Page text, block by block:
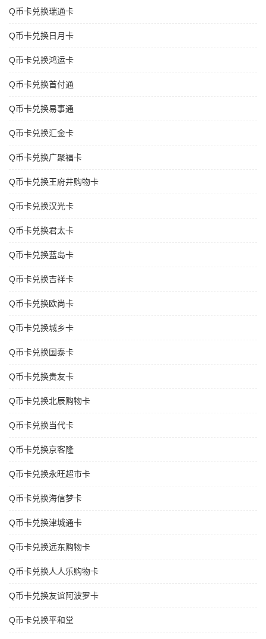
Q币卡兑换瑞通卡
Q币卡兑换日月卡
Q币卡兑换鸿运卡
Q币卡兑换首付通
Q币卡兑换易事通
Q币卡兑换汇金卡
Q币卡兑换广聚福卡
Q币卡兑换王府井购物卡
Q币卡兑换汉光卡
Q币卡兑换君太卡
Q币卡兑换蓝岛卡
Q币卡兑换吉祥卡
Q币卡兑换欧尚卡
Q币卡兑换城乡卡
Q币卡兑换国泰卡
Q币卡兑换贵友卡
Q币卡兑换北辰购物卡
Q币卡兑换当代卡
Q币卡兑换京客隆
Q币卡兑换永旺超市卡
Q币卡兑换海信梦卡
Q币卡兑换津城通卡
Q币卡兑换远东购物卡
Q币卡兑换人人乐购物卡
Q币卡兑换友谊阿波罗卡
Q币卡兑换平和堂